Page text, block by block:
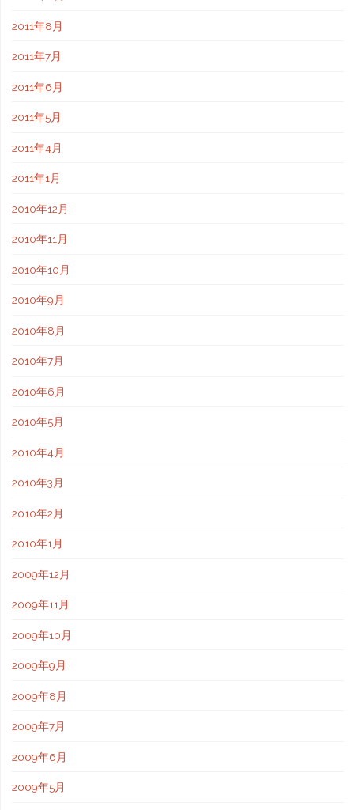
2011年8月
2011年7月
2011年6月
2011年5月
2011年4月
2011年1月
2010年12月
2010年11月
2010年10月
2010年9月
2010年8月
2010年7月
2010年6月
2010年5月
2010年4月
2010年3月
2010年2月
2010年1月
2009年12月
2009年11月
2009年10月
2009年9月
2009年8月
2009年7月
2009年6月
2009年5月